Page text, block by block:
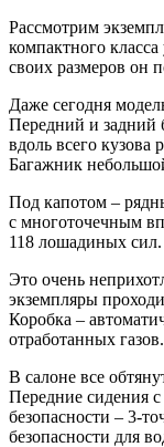
Рассмотрим
компактного
своих размеров он
Даже сегодня
Передний и задний
вдоль всего кузова
Багажник
Под капотом –
с многоточечным
118 лошадиных сил.
Это очень
экземпляры
Коробка –
отработанных газов.
В салоне все
Передние сидения
безопасности – 3-
безопасности для